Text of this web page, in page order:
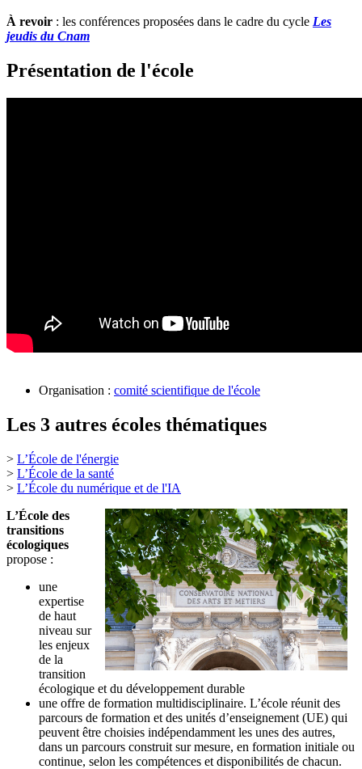
À revoir : les conférences proposées dans le cadre du cycle Les
jeudis du Cnam
Présentation de l'école
Organisation : comité scientifique de l'école
Les 3 autres écoles thématiques
> L’École de l'énergie
> L’École de la santé
> L’École du numérique et de l'IA
L’École des
transitions
écologiques
propose :
une
expertise
de haut
niveau sur
les enjeux
de la
transition
écologique et du développement durable
une offre de formation multidisciplinaire. L’école réunit des
parcours de formation et des unités d’enseignement (UE) qui
peuvent être choisies indépendamment les unes des autres,
dans un parcours construit sur mesure, en formation initiale ou
continue, selon les compétences et disponibilités de chacun.